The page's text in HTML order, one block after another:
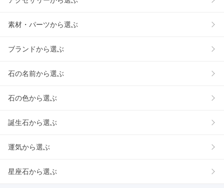
素材・パーツから選ぶ
ブランドから選ぶ
石の名前から選ぶ
石の色から選ぶ
誕生石から選ぶ
運気から選ぶ
星座石から選ぶ